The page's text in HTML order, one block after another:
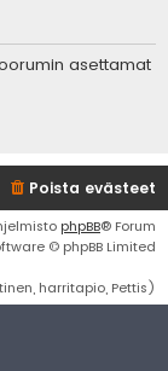
asettamat
Poista evästeet
phpBB® Forum
© phpBB Limited
harritapio, Pettis)